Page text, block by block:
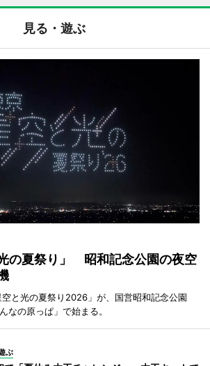
見る・遊ぶ
の夏祭り」 昭和記念公園の夜空
と光の夏祭り2026」が、国営昭和記念公園
なの原っぱ」で始まる。
ぶ